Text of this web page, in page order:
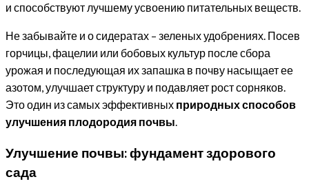
и способствуют лучшему усвоению питательных веществ.
Не забывайте и о сидератах – зеленых удобрениях. Посев
горчицы, фацелии или бобовых культур после сбора
урожая и последующая их запашка в почву насыщает ее
азотом, улучшает структуру и подавляет рост сорняков.
Это один из самых эффективных природных способов
улучшения плодородия почвы.
Улучшение почвы: фундамент здорового
сада